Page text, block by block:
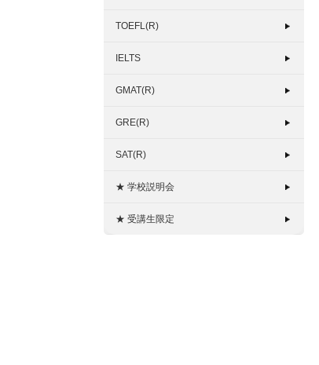
TOEFL(R)
IELTS
GMAT(R)
GRE(R)
SAT(R)
★ 学校説明会
★ 受講生限定